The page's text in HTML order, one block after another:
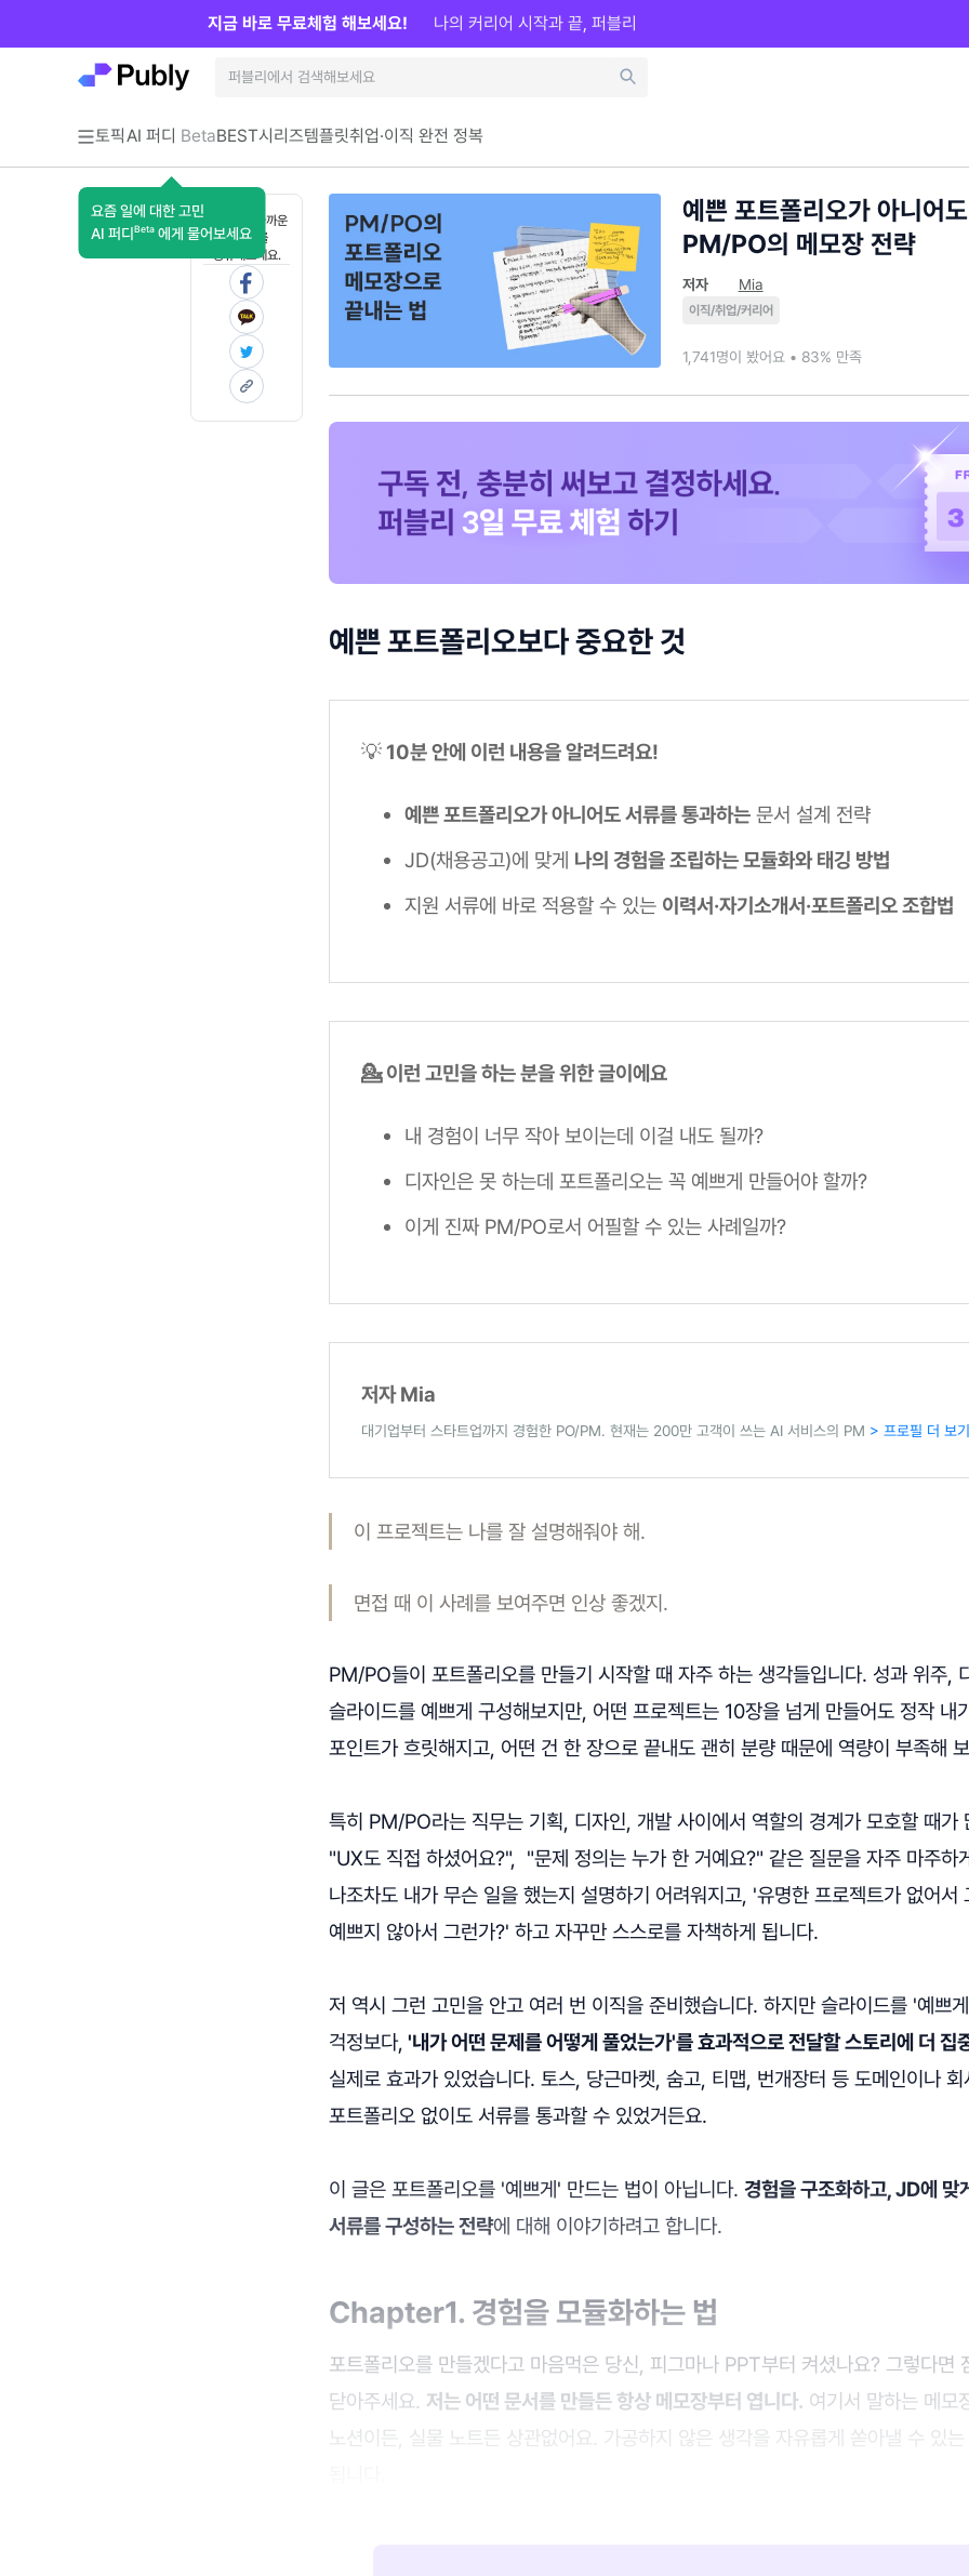
토픽AI 퍼디 Beta
요즘 일에 대한 고민
AI 퍼디 Beta 에게 물어보세요
BEST시리즈템플릿취업·이직 완전 정복
지금 바로 무료체험 해보세요! 나의 커리어 시작과 끝, 퍼블리
혼자 보기 아까운
콘텐츠를
공유해보세요.
예쁜 포트폴리오가 아니어
PM/PO의 메모장 전략
저자 Mia
이직/취업/커리어
1,741명이 봤어요 • 83% 만족
예쁜 포트폴리오보다 중요한 것
💡 10분 안에 이런 내용을 알려드려요!
예쁜 포트폴리오가 아니어도 서류를 통과하는 문서 설계 전략
JD(채용공고)에 맞게 나의 경험을 조립하는 모듈화와 태깅 방법
지원 서류에 바로 적용할 수 있는 이력서·자기소개서·포트폴리오 조합법
💁 이런 고민을 하는 분을 위한 글이에요
내 경험이 너무 작아 보이는데 이걸 내도 될까?
디자인은 못 하는데 포트폴리오는 꼭 예쁘게 만들어야 할까?
이게 진짜 PM/PO로서 어필할 수 있는 사례일까?
저자 Mia
대기업부터 스타트업까지 경험한 PO/PM. 현재는 200만 고객이 쓰는 AI 서비스의 PM > 프로필 더 보기
이 프로젝트는 나를 잘 설명해줘야 해.
면접 때 이 사례를 보여주면 인상 좋겠지.
PM/PO들이 포트폴리오를 만들기 시작할 때 자주 하는 생각들입니다. 성과 위주,
슬라이드를 예쁘게 구성해보지만, 어떤 프로젝트는 10장을 넘게 만들어도 정작 내
포인트가 흐릿해지고, 어떤 건 한 장으로 끝내도 괜히 분량 때문에 역량이 부족해
특히 PM/PO라는 직무는 기획, 디자인, 개발 사이에서 역할의 경계가 모호할 때가
"UX도 직접 하셨어요?", "문제 정의는 누가 한 거예요?" 같은 질문을 자주 마주하
나조차도 내가 무슨 일을 했는지 설명하기 어려워지고, '유명한 프로젝트가 없어서
예쁘지 않아서 그런가?' 하고 자꾸만 스스로를 자책하게 됩니다.
저 역시 그런 고민을 안고 여러 번 이직을 준비했습니다. 하지만 슬라이드를 '예쁘
걱정보다, '내가 어떤 문제를 어떻게 풀었는가'를 효과적으로 전달할 스토리에 더 집
실제로 효과가 있었습니다. 토스, 당근마켓, 숨고, 티맵, 번개장터 등 도메인이나
포트폴리오 없이도 서류를 통과할 수 있었거든요.
이 글은 포트폴리오를 '예쁘게' 만드는 법이 아닙니다. 경험을 구조화하고, JD에 맞
서류를 구성하는 전략에 대해 이야기하려고 합니다.
Chapter1. 경험을 모듈화하는 법
포트폴리오를 만들겠다고 마음먹은 당신, 피그마나 PPT부터 켜셨나요? 그렇다면
닫아주세요. 저는 어떤 문서를 만들든 항상 메모장부터 엽니다. 여기서 말하는 메모
노션이든, 실물 노트든 상관없어요. 가공하지 않은 생각을 자유롭게 쏟아낼 수 있